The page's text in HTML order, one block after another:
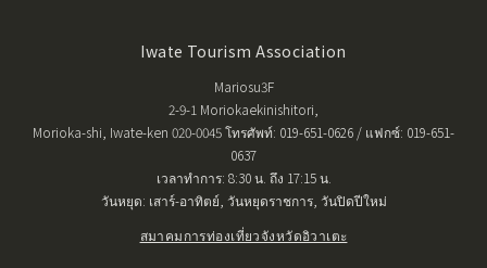
Iwate Tourism Association
Mariosu3F
2-9-1 Moriokaekinishitori,
Morioka-shi, Iwate-ken 020-0045 โทรศัพท์: 019-651-0626 / แฟกซ์: 019-651-
0637
เวลาทำการ: 8:30 น. ถึง 17:15 น.
วันหยุด: เสาร์-อาทิตย์, วันหยุดราชการ, วันปิดปีใหม่
สมาคมการท่องเที่ยวจังหวัดอิวาเตะ